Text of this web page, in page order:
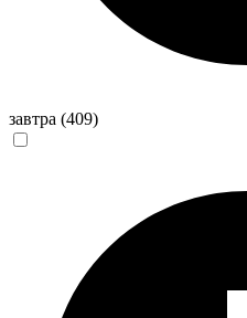
завтра (409)